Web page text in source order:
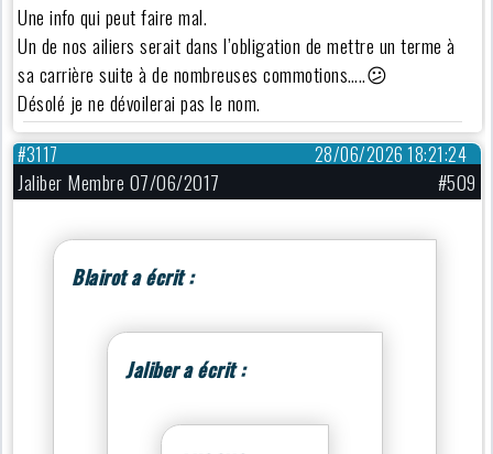
Une info qui peut faire mal.
Un de nos ailiers serait dans l’obligation de mettre un terme à
sa carrière suite à de nombreuses commotions…..😕
Désolé je ne dévoilerai pas le nom.
28/06/2026 18:21:24
#3117
Jaliber Membre 07/06/2017 #509
Blairot a écrit :
Jaliber a écrit :